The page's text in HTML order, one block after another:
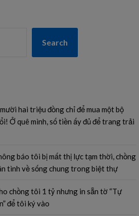
Search
hai triệu đồng chỉ để mua một bộ
Ở quê mình, số tiền ấy đủ để trang trải
báo tôi bị mất thị lực tạm thời, chồng
tình về sống chung trong biệt thự
chồng tôi 1 tỷ nhưng in sẵn tờ “Tự
để tôi ký vào